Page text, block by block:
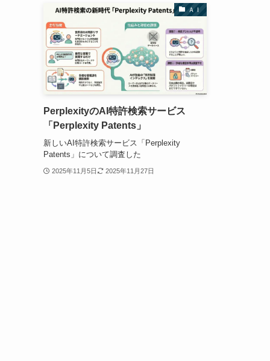
ＡＩ
PerplexityのAI特許検索サービス
「Perplexity Patents」
新しいAI特許検索サービス「Perplexity
Patents」について調査した
2025年11月5日 2025年11月27日